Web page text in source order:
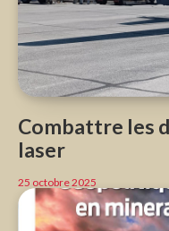
Combattre les
laser
25 octobre 2025